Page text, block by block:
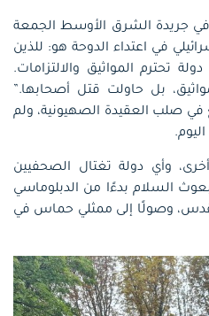
جريدة الشرق الأوسط الجمعة
في اعتداء الدوحة هو: للذين
تحترم المواثيق والالتزامات.
بل حاولت قتل أصحابها.”
في صلب العقيدة الصهيونية، ولم
وأي دولة تغتال الصحفيين
السلام بدءًا من الدبلوماسي
وصولًا إلى ممثلي حماس في